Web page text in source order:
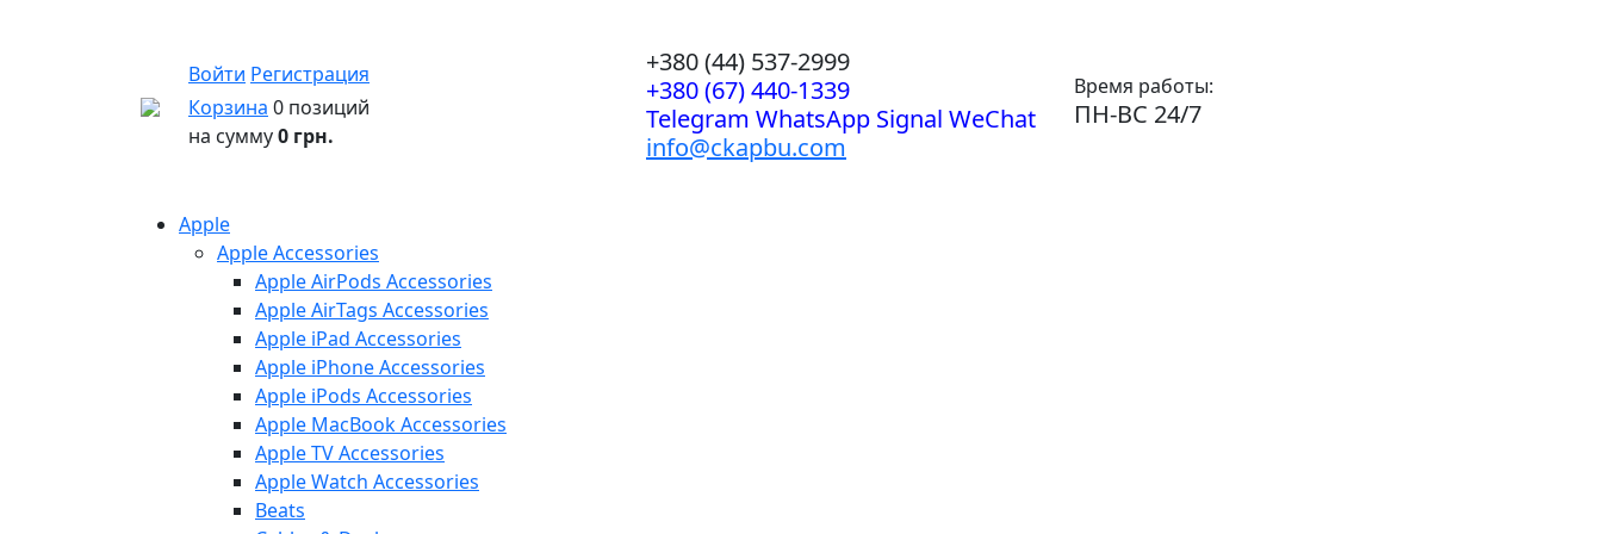
Войти Регистрация
Корзина 0 позиций
на сумму0 грн.
+380 (44) 537-2999
+380 (67) 440-1339
Telegram WhatsApp Signal WeChat
info@ckapbu.com
Время работы:
ПН-ВС 24/7
Apple
Apple Accessories
Apple AirPods Accessories
Apple AirTags Accessories
Apple iPad Accessories
Apple iPhone Accessories
Apple iPods Accessories
Apple MacBook Accessories
Apple TV Accessories
Apple Watch Accessories
Beats